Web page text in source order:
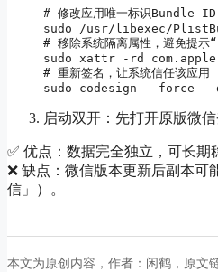
# 修改应用唯一标识Bundle ID
sudo /usr/libexec/
# 移除系统隔离属性，避免提示
sudo xattr -rd
# 重新签名，让系统信任该应用
sudo codesign --force --
启动双开：先打开原版微
✅ 优点：数据完全独立，可长期
❌ 缺点：微信版本更新后副本
信」）。
本文为原创内容，作者：闲鹤，原文